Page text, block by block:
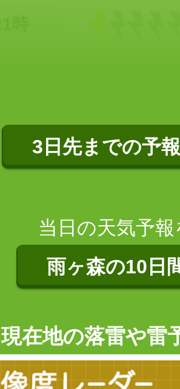
3日先までの予
当日の天気予
雨ヶ森の10日
現在地の落雷や雷